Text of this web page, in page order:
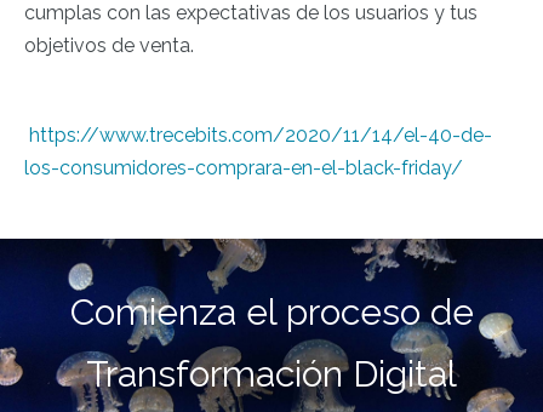
cumplas con las expectativas de los usuarios y tus
objetivos de venta.
https://www.trecebits.com/2020/11/14/el-40-de-
los-consumidores-comprara-en-el-black-friday/
Comienza el proceso de
Transformación Digital